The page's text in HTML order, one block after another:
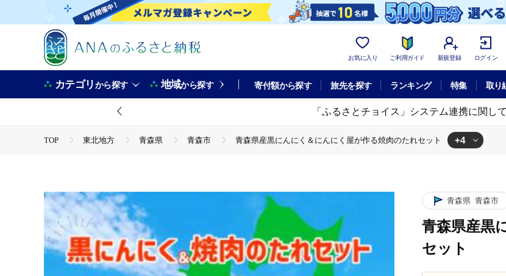
お気に入り ご利用ガイド 新規登録 ログイン
カテゴリから探す 地域から探す 寄付額から探す 旅先を探す ランキング 特集 取り
「ふるさとチョイス」システム連携に関して
TOP 東北地方 青森県 青森市 青森県産黒にんにく＆にんにく屋が作る焼肉のたれセット +4
青森県 青森市
青森県産黒
セット